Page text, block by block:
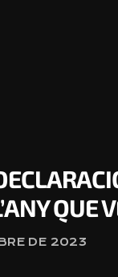
QUE
DE 2023